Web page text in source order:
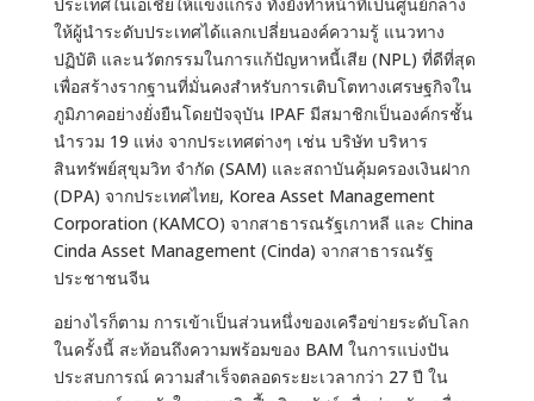
ให้ผู้นำระดับประเทศได้แลกเปลี่ยนองค์ความรู้ แนวทาง
ปฏิบัติ และนวัตกรรมในการแก้ปัญหาหนี้เสีย (NPL) ที่ดีที่สุด
เพื่อสร้างรากฐานที่มั่นคงสำหรับการเติบโตทางเศรษฐกิจใน
ภูมิภาคอย่างยั่งยืนโดยปัจจุบัน IPAF มีสมาชิกเป็นองค์กรชั้น
นำรวม 19 แห่ง จากประเทศต่างๆ เช่น บริษัท บริหาร
สินทรัพย์สุขุมวิท จำกัด (SAM) และสถาบันคุ้มครองเงินฝาก
(DPA) จากประเทศไทย, Korea Asset Management
Corporation (KAMCO) จากสาธารณรัฐเกาหลี และ China
Cinda Asset Management (Cinda) จากสาธารณรัฐ
ประชาชนจีน
อย่างไรก็ตาม การเข้าเป็นส่วนหนึ่งของเครือข่ายระดับโลก
ในครั้งนี้ สะท้อนถึงความพร้อมของ BAM ในการแบ่งปัน
ประสบการณ์ ความสำเร็จตลอดระยะเวลากว่า 27 ปี ใน